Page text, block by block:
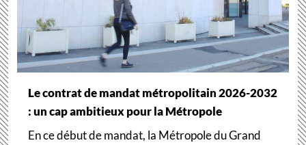
Le contrat de mandat métropolitain 2026-2032
: un cap ambitieux pour la Métropole
En ce début de mandat, la Métropole du Grand